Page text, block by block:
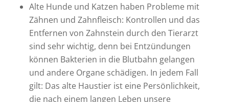
Alte Hunde und Katzen haben Probleme mit
Zähnen und Zahnfleisch: Kontrollen und das
Entfernen von Zahnstein durch den Tierarzt
sind sehr wichtig, denn bei Entzündungen
können Bakterien in die Blutbahn gelangen
und andere Organe schädigen. In jedem Fall
gilt: Das alte Haustier ist eine Persönlichkeit,
die nach einem langen Leben unsere